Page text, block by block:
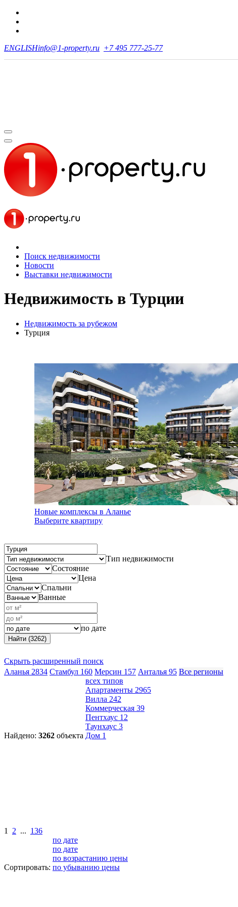
ENGLISHinfo@1-property.ru +7 495 777-25-77
Поиск недвижимости
Новости
Выставки недвижимости
Недвижимость в Турции
Недвижимость за рубежом
Турция
Новые комплексы в Аланье
Выберите квартиру
Тип недвижимости
Состояние
Цена
Спальни
Ванные
по дате
Найти (3262)
Скрыть расширенный поиск
Аланья 2834 Стамбул 160 Мерсин 157 Анталья 95 Все регионы
Найдено: 3262 объекта
всех типов
Апартаменты 2965
Вилла 242
Коммерческая 39
Пентхаус 12
Таунхаус 3
Дом 1
1 2 ... 136
Сортировать:
по дате
по дате
по возрастанию цены
по убыванию цены